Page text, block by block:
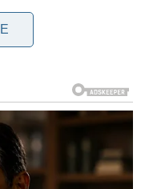
proteinima,
šećere koje
šećeri mogu izazvati
jela.